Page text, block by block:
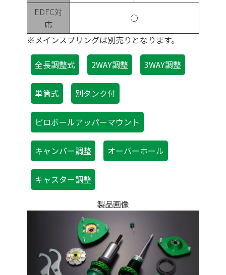
※メインスプリングは別売りとなります。
EDFC対
応
〇
全長調整式 2WAY調整 3WAY調整
単筒式 別タンク付
ピロボールアッパーマウント
キャンバー調整 オーバーホール
キャスター調整
製品画像